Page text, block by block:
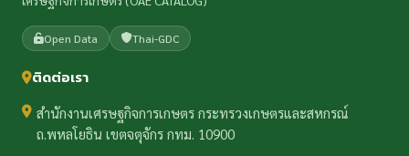
Open Data Thai-GDC
ติดต่อเรา
สำนักงานเศรษฐกิจการเกษตร กระทรวงเกษตรและสหกรณ์
ถ.พหลโยธิน เขตจตุจักร กทม. 10900